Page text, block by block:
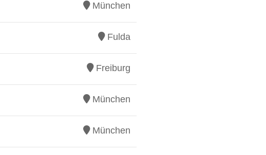
München
Fulda
Freiburg
München
München